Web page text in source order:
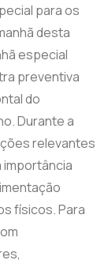
para os
desta
especial
preventiva
do
Durante a
relevantes
importância
físicos. Para